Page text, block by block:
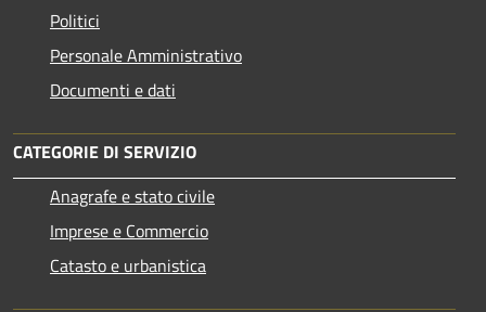
Politici
Personale Amministrativo
Documenti e dati
CATEGORIE DI SERVIZIO
Anagrafe e stato civile
Imprese e Commercio
Catasto e urbanistica